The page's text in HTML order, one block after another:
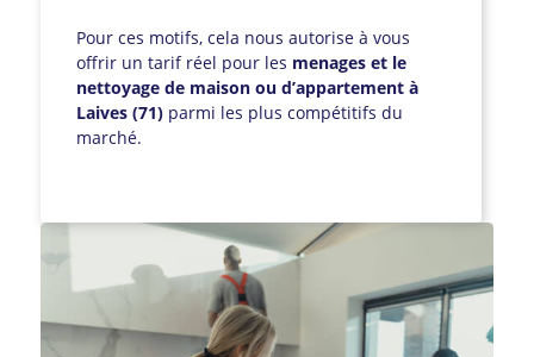
Pour ces motifs, cela nous autorise à vous
offrir un tarif réel pour les menages et le
nettoyage de maison ou d’appartement à
Laives (71) parmi les plus compétitifs du
marché.